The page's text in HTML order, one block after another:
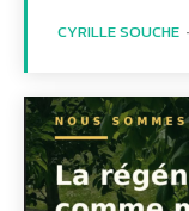
CYRILLE SOUCHE